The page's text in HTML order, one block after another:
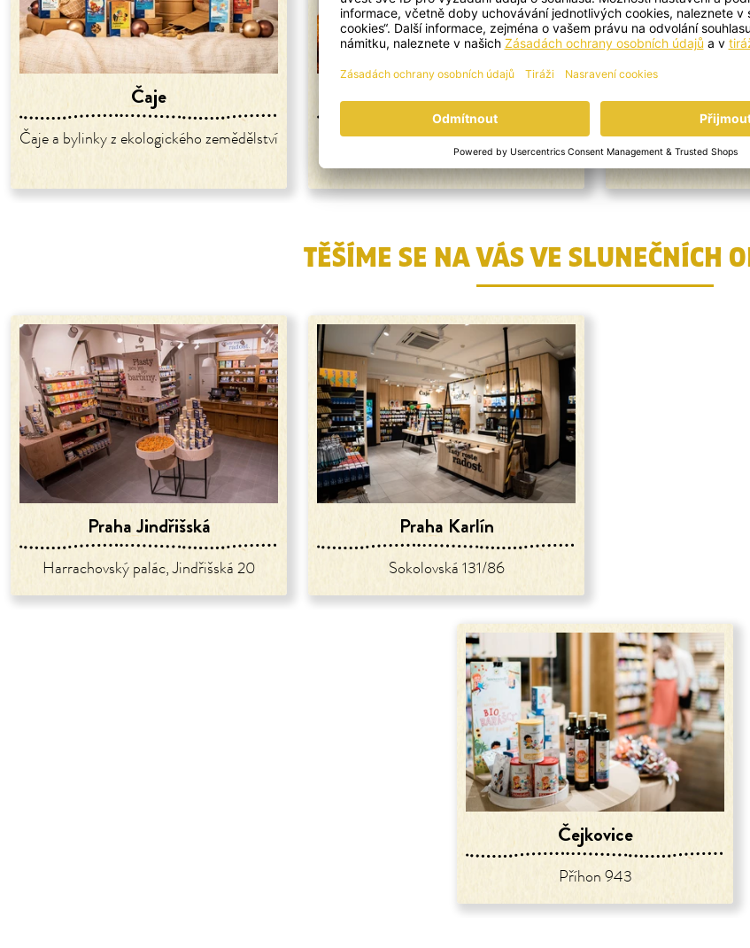
Čaje
Čaje a bylinky z ekologického zemědělství
Koření
Koření z ekologického zemědělství Dárečky z
TĚŠÍME SE NA VÁS VE SLUNEČNÍCH
Praha Jindřišská
Harrachovský palác, Jindřišská 20
Praha Karlín
Sokolovská 131/86
Čejkovice
Příhon 943